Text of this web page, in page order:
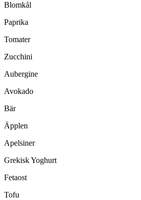
Blomkål
Paprika
Tomater
Zucchini
Aubergine
Avokado
Bär
Äpplen
Apelsiner
Grekisk Yoghurt
Fetaost
Tofu